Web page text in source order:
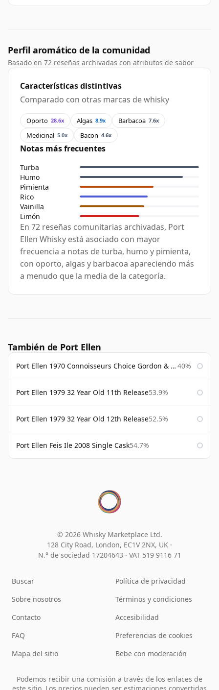
Perfil aromático de la comunidad
Basado en 72 reseñas archivadas con atributos de sabor
Características distintivas
Comparado con otras marcas de whisky
Oporto 28.6x Algas 8.9x Barbacoa 7.6x
Medicinal 5.0x Bacon 4.6x
Notas más frecuentes
Turba
Humo
Pimienta
Rico
Vainilla
Limón
En 72 reseñas comunitarias archivadas, Port
Ellen Whisky está asociado con mayor
frecuencia a notas de turba, humo y pimienta,
con oporto, algas y barbacoa apareciendo más
a menudo que la media de la categoría.
También de Port Ellen
Port Ellen 1970 Connoisseurs Choice Gordon & Macphail 40%
Port Ellen 1979 32 Year Old 11th Release53.9%
Port Ellen 1979 32 Year Old 12th Release52.5%
Port Ellen Feis Ile 2008 Single Cask54.7%
© 2026 Whisky Marketplace Ltd.
128 City Road, London, EC1V 2NX, UK ·
N.° de sociedad 17204643 · VAT 519 9116 71
Buscar
Sobre nosotros
Contacto
FAQ
Mapa del sitio
Política de privacidad
Términos y condiciones
Accesibilidad
Preferencias de cookies
Bebe con moderación
Podemos recibir una comisión a través de los enlaces de